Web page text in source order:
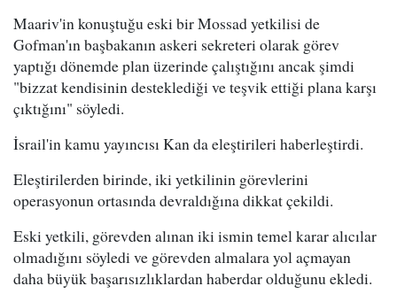
Maariv'in konuştuğu eski bir Mossad yetkilisi de
Gofman'ın başbakanın askeri sekreteri olarak görev
yaptığı dönemde plan üzerinde çalıştığını ancak şimdi
"bizzat kendisinin desteklediği ve teşvik ettiği plana karşı
çıktığını" söyledi.
İsrail'in kamu yayıncısı Kan da eleştirileri haberleştirdi.
Eleştirilerden birinde, iki yetkilinin görevlerini
operasyonun ortasında devraldığına dikkat çekildi.
Eski yetkili, görevden alınan iki ismin temel karar alıcılar
olmadığını söyledi ve görevden almalara yol açmayan
daha büyük başarısızlıklardan haberdar olduğunu ekledi.